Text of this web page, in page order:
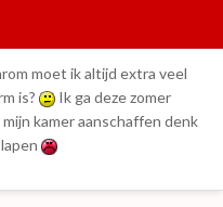
moet ik altijd extra veel
is?
Ik ga deze zomer
kamer aanschaffen denk